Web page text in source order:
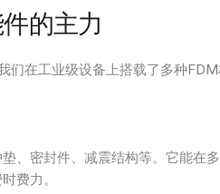
的主力
们在工业级设备上搭载了多种
、密封件、减震结构等。它能在
费力。